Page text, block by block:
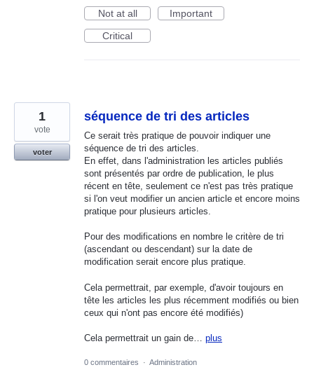
Not at all
Important
Critical
séquence de tri des articles
Ce serait très pratique de pouvoir indiquer une
séquence de tri des articles.
En effet, dans l'administration les articles publiés
sont présentés par ordre de publication, le plus
récent en tête, seulement ce n'est pas très pratique
si l'on veut modifier un ancien article et encore moins
pratique pour plusieurs articles.
Pour des modifications en nombre le critère de tri
(ascendant ou descendant) sur la date de
modification serait encore plus pratique.
Cela permettrait, par exemple, d'avoir toujours en
tête les articles les plus récemment modifiés ou bien
ceux qui n'ont pas encore été modifiés)
Cela permettrait un gain de… plus
1
vote
voter
0 commentaires · Administration